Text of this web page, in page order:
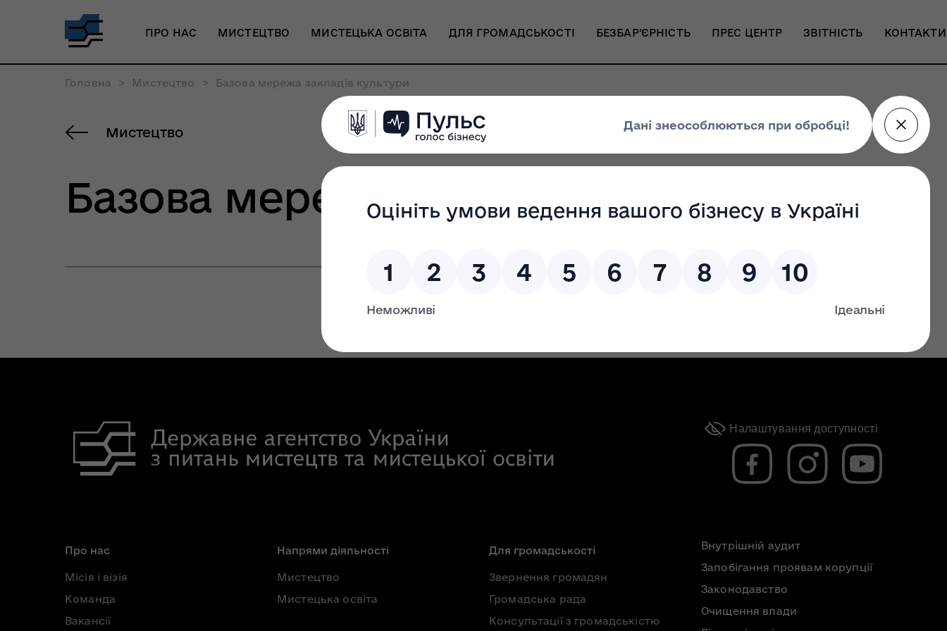
ПРО НАС МИСТЕЦТВО МИСТЕЦЬКА ОСВІТА ДЛЯ ГРОМАДСЬКОСТІ БЕЗБАР’ЄРНІСТЬ ПРЕС ЦЕНТР ЗВІТНІСТЬ КОНТАКТИ
Головна > Мистецтво > Базова мережа закладів культури
Мистецтво
Базова мережа закладів культури
Налаштування доступності
Про нас
Місія і візія
Команда
Вакансії
Напрями діяльності
Мистецтво
Мистецька освіта
Для громадськості
Звернення громадян
Громадська рада
Консультації з громадськістю
Внутрішній аудит
Запобігання проявам корупції
Законодавство
Очищення влади